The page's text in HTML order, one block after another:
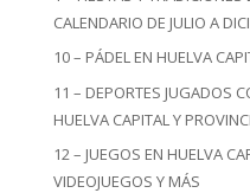
CALENDARIO DE JULIO A
10 – PÁDEL EN HUELVA
11 – DEPORTES JUGADOS
HUELVA CAPITAL Y
12 – JUEGOS EN HUELVA
VIDEOJUEGOS Y MÁS